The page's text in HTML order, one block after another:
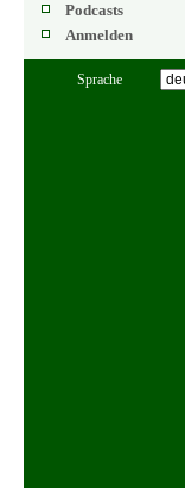
Podcasts
Anmelden
Sprache